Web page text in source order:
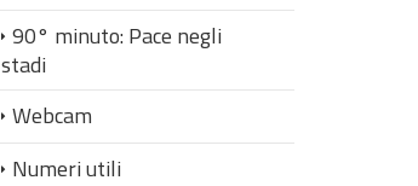
90° minuto: Pace negli
stadi
Webcam
Numeri utili